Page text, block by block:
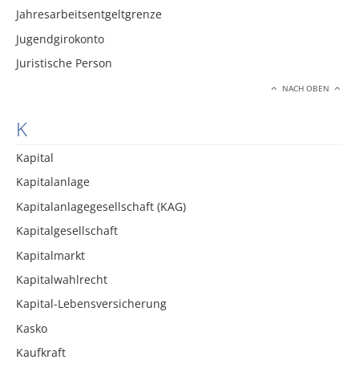
Jahresarbeitsentgeltgrenze
Jugendgirokonto
Juristische Person
NACH OBEN
K
Kapital
Kapitalanlage
Kapitalanlagegesellschaft (KAG)
Kapitalgesellschaft
Kapitalmarkt
Kapitalwahlrecht
Kapital-Lebensversicherung
Kasko
Kaufkraft